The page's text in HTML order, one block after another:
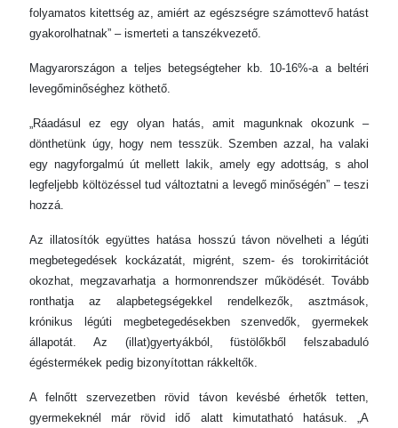
folyamatos kitettség az, amiért az egészségre számottevő hatást
gyakorolhatnak” – ismerteti a tanszékvezető.
Magyarországon a teljes betegségteher kb. 10-16%-a a beltéri
levegőminőséghez köthető.
„Ráadásul ez egy olyan hatás, amit magunknak okozunk –
dönthetünk úgy, hogy nem tesszük. Szemben azzal, ha valaki
egy nagyforgalmú út mellett lakik, amely egy adottság, s ahol
legfeljebb költözéssel tud változtatni a levegő minőségén” – teszi
hozzá.
Az illatosítók együttes hatása hosszú távon növelheti a légúti
megbetegedések kockázatát, migrént, szem- és torokirritációt
okozhat, megzavarhatja a hormonrendszer működését. Tovább
ronthatja az alapbetegségekkel rendelkezők, asztmások,
krónikus légúti megbetegedésekben szenvedők, gyermekek
állapotát. Az (illat)gyertyákból, füstölőkből felszabaduló
égéstermékek pedig bizonyítottan rákkeltők.
A felnőtt szervezetben rövid távon kevésbé érhetők tetten,
gyermekeknél már rövid idő alatt kimutatható hatásuk. „A